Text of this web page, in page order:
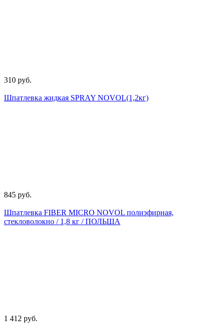
310 руб.
Шпатлевка жидкая SPRAY NOVOL(1,2кг)
845 руб.
Шпатлевка FIBER MICRO NOVOL полиэфирная,
стекловолокно / 1,8 кг / ПОЛЬША
1 412 руб.